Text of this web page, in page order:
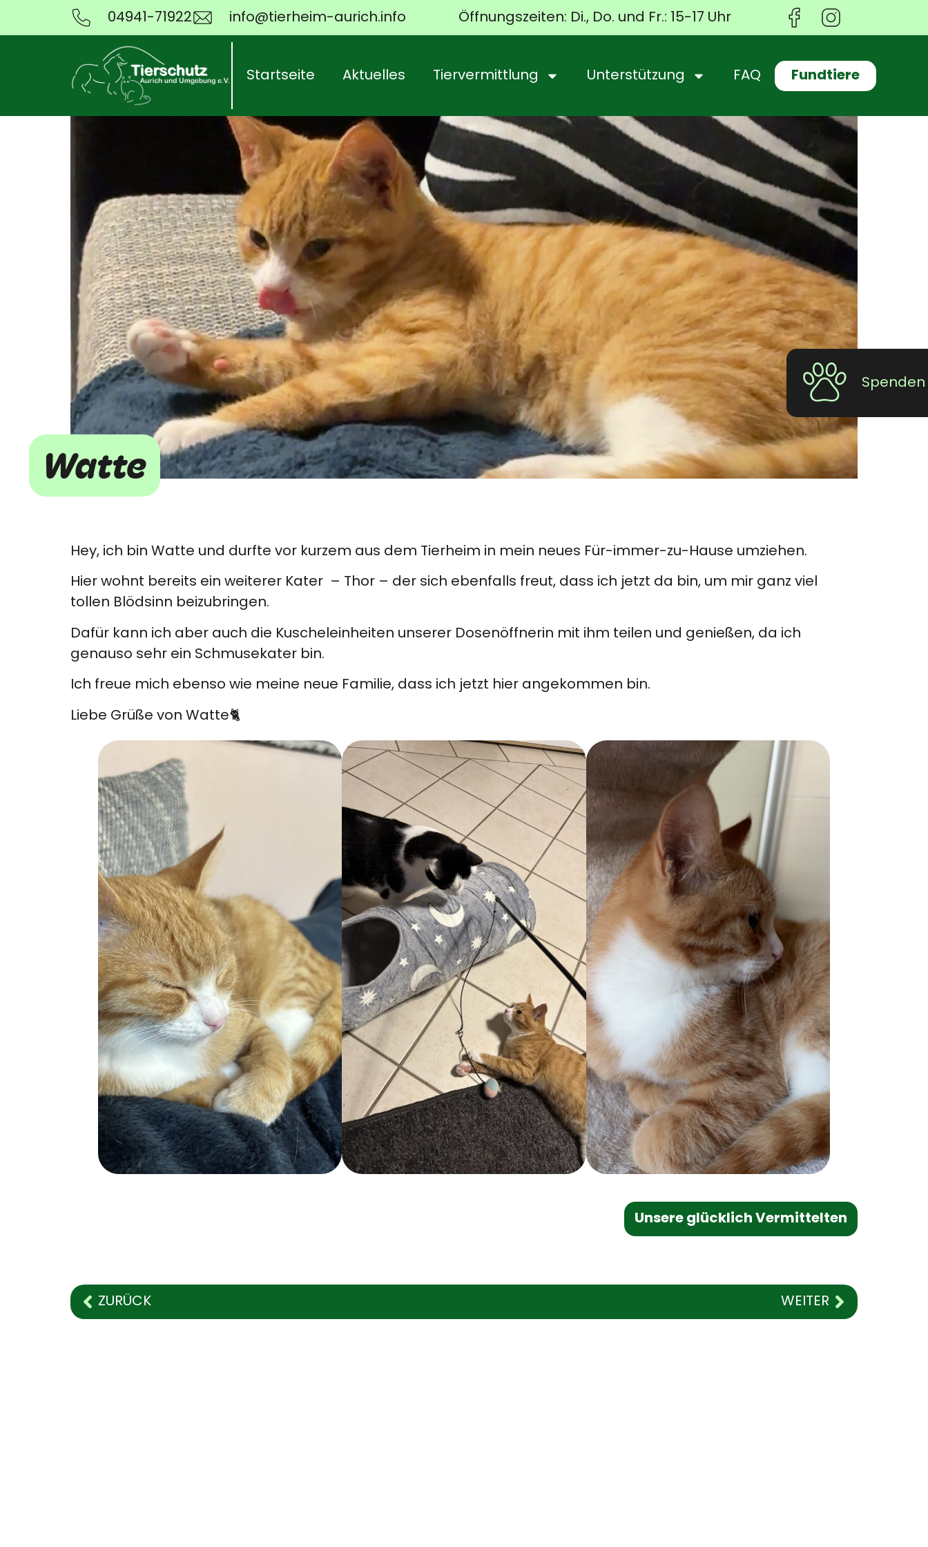
04941-71922 info@tierheim-aurich.info Öffnungszeiten: Di., Do. und Fr.: 15-17 Uhr
Spenden
Startseite Aktuelles Tiervermittlung Unterstützung FAQ Fundtiere
Watte
Hey, ich bin Watte und durfte vor kurzem aus dem Tierheim in mein neues Für-immer-zu-Hause umziehen.
Hier wohnt bereits ein weiterer Kater – Thor – der sich ebenfalls freut, dass ich jetzt da bin, um mir ganz viel
tollen Blödsinn beizubringen.
Dafür kann ich aber auch die Kuscheleinheiten unserer Dosenöffnerin mit ihm teilen und genießen, da ich
genauso sehr ein Schmusekater bin.
Ich freue mich ebenso wie meine neue Familie, dass ich jetzt hier angekommen bin.
Liebe Grüße von Watte🐈
Unsere glücklich Vermittelten
ZURÜCK WEITER